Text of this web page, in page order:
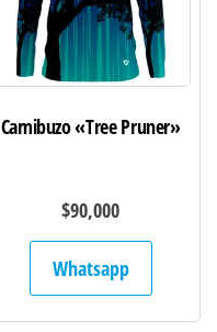
Camibuzo «Tree Pruner»
$90,000
Whatsapp